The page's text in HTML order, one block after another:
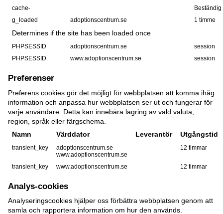
cache-
Beständig
g_loaded
adoptionscentrum.se 1 timme
Determines if the site has been loaded once
PHPSESSID adoptionscentrum.se
session
PHPSESSID
www.adoptionscentrum.se session
Preferenser
Preferens cookies gör det möjligt för webbplatsen att komma ihåg
information och anpassa hur webbplatsen ser ut och fungerar för
varje användare. Detta kan innebära lagring av vald valuta,
region, språk eller färgschema.
Namn
Värddator Leverantör Utgångstid
transient_key
adoptionscentrum.se
www.adoptionscentrum.se
12 timmar
transient_key www.adoptionscentrum.se 12 timmar
Analys-cookies
Analyseringscookies hjälper oss förbättra webbplatsen genom att
samla och rapportera information om hur den används.